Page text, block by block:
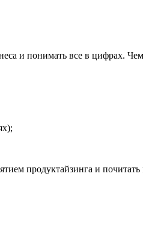
и понимать все в цифрах.
продуктайзинга и